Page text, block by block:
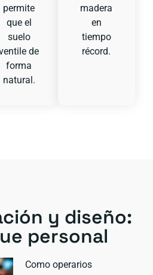
permite
que el
suelo
de
forma
natural.
madera
en
tiempo
récord.
y diseño:
personal
Como operarios